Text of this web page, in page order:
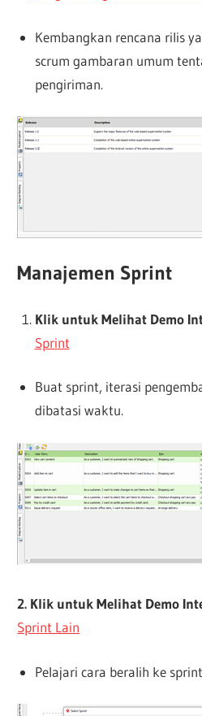
Kembangkan rencana rilis
scrum gambaran umum
pengiriman.
Manajemen Sprint
Klik untuk Melihat Demo
Sprint
Buat sprint, iterasi
dibatasi waktu.
2. Klik untuk Melihat Demo
Sprint Lain
Pelajari cara beralih ke